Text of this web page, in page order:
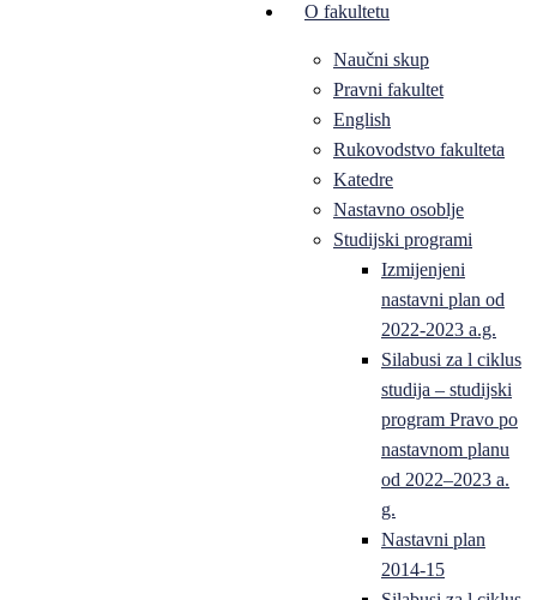
O fakultetu
Naučni skup
Pravni fakultet
English
Rukovodstvo fakulteta
Katedre
Nastavno osoblje
Studijski programi
Izmijenjeni
nastavni plan od
2022-2023 a.g.
Silabusi za l ciklus
studija – studijski
program Pravo po
nastavnom planu
od 2022–2023 a.
g.
Nastavni plan
2014-15